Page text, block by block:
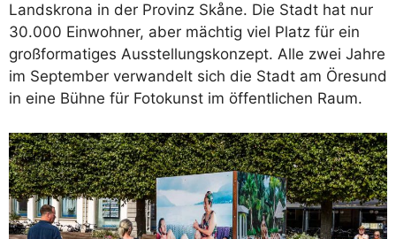
Landskrona in der Provinz Skåne. Die Stadt hat nur
30.000 Einwohner, aber mächtig viel Platz für ein
großformatiges Ausstellungskonzept. Alle zwei Jahre
im September verwandelt sich die Stadt am Öresund
in eine Bühne für Fotokunst im öffentlichen Raum.